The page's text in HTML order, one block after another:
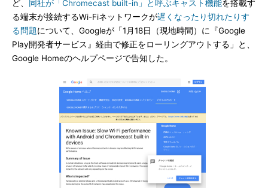
ど、 同社が「Chromecast built-in」と呼ぶキャスト機能を搭載す
る端末が接続するWi-Fiネットワークが遅くなったり切れたりす
る問題について、Googleが「1月18日（現地時間）に『Google
Play開発者サービス』経由で修正をローリングアウトする」と、
Google Homeのヘルプページで告知した。